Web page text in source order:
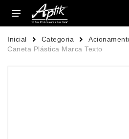
Inicial Categoria
Caneta Plástica Marca Texto